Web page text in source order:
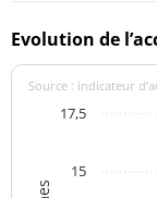
Evolution de
Source : indicateur
15
17,5